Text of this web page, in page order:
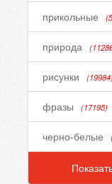
прикольные
природа
рисунки (19984)
фразы (17195)
черно-белые